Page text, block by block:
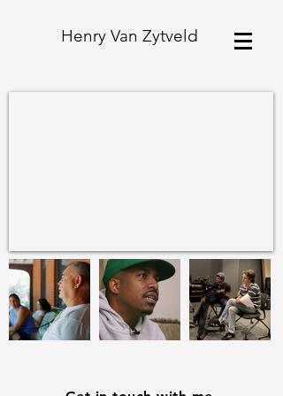
Henry Van Zytveld